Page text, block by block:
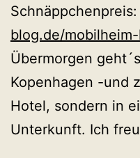
Schnäppchenpreis:
blog.de/
Übermorgen
Kopenhagen -und
Hotel, sondern in
Unterkunft. Ich